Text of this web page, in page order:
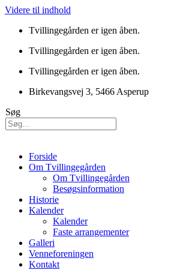
Videre til indhold
Tvillingegården er igen åben.
Tvillingegården er igen åben.
Tvillingegården er igen åben.
Birkevangsvej 3, 5466 Asperup
Søg
Forside
Om Tvillingegården
Om Tvillingegården
Besøgsinformation
Historie
Kalender
Kalender
Faste arrangementer
Galleri
Venneforeningen
Kontakt